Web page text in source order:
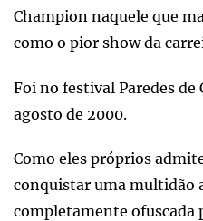
Champion naquele que
como o pior show da
Foi no festival Paredes de
agosto de 2000.
Como eles próprios
conquistar uma multidão
completamente ofuscada